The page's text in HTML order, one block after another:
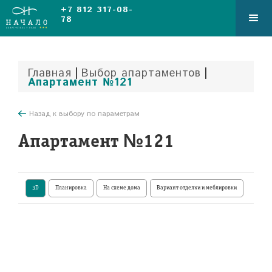
+7 812 317-08-
78
Главная | Выбор апартаментов |
Апартамент №121
Назад к выбору по параметрам
Апартамент №121
3D Планировка На схеме дома Вариант отделки и меблировки